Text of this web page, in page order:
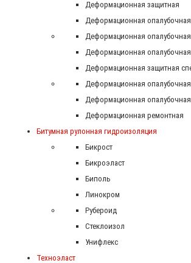
Деформационная защитная
Деформационная опалубочная
Деформационная
Деформационная
Деформационная защитная
Деформационная
Деформационная
Деформационная ремонтная
Битумная рулонная гидроизоляция
Бикрост
Бикроэласт
Биполь
Линокром
Рубероид
Стеклоизол
Унифлекс
Техноэласт